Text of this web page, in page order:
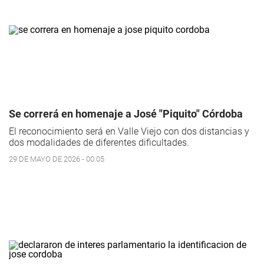
Se correrá en homenaje a José "Piquito" Córdoba
El reconocimiento será en Valle Viejo con dos distancias y
dos modalidades de diferentes dificultades.
29 DE MAYO DE 2026 - 00:05